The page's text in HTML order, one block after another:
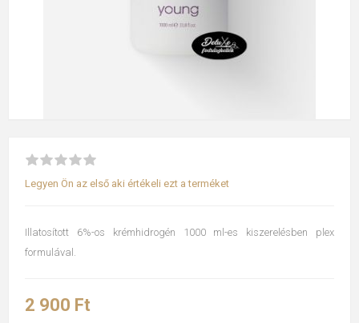
Legyen Ön az első aki értékeli ezt a terméket
Illatosított 6%-os krémhidrogén 1000 ml-es kiszerelésben plex
formulával.
2 900 Ft